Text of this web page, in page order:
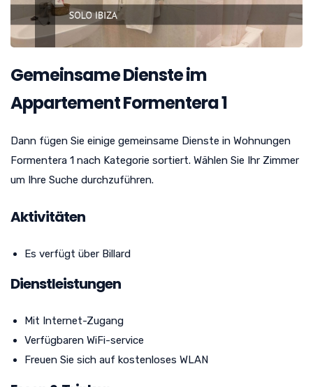
Gemeinsame Dienste im
Appartement Formentera 1
Dann fügen Sie einige gemeinsame Dienste in Wohnungen
Formentera 1 nach Kategorie sortiert. Wählen Sie Ihr Zimmer
um Ihre Suche durchzuführen.
Aktivitäten
Es verfügt über Billard
Dienstleistungen
Mit Internet-Zugang
Verfügbaren WiFi-service
Freuen Sie sich auf kostenloses WLAN